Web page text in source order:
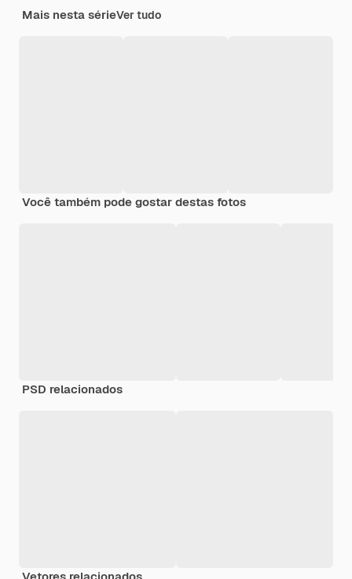
Mais nesta sérieVer tudo
Você também pode gostar destas fotos
PSD relacionados